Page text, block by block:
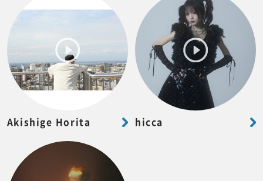
Akishige Horita hicca